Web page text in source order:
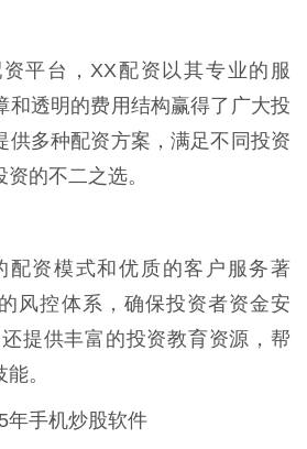
平台，XX配资以其专业的服
和透明的费用结构赢得了广大投
供多种配资方案，满足不同投资
的不二之选。
配资模式和优质的客户服务著
风控体系，确保投资者资金安
提供丰富的投资教育资源，帮
。
年手机炒股软件